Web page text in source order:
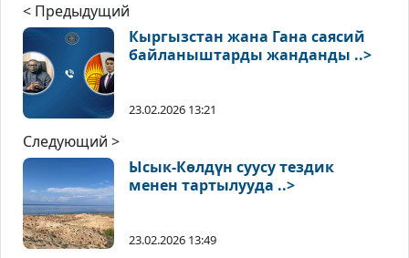
< Предыдущий
Кыргызстан жана Гана саясий
байланыштарды жанданды ..>
23.02.2026 13:21
Следующий >
Ысык-Көлдүн суусу тездик
менен тартылууда ..>
23.02.2026 13:49